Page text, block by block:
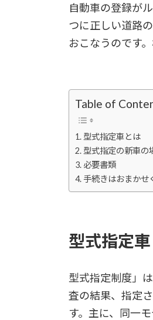
自動車の登録が
つに正しい道路
おこなうのです
Table of
型式指定車とは
型式指定の新車の
必要書類
手続きはおまかせ
型式指定
型式指定制度」
査の結果、指定
す。主に、同一